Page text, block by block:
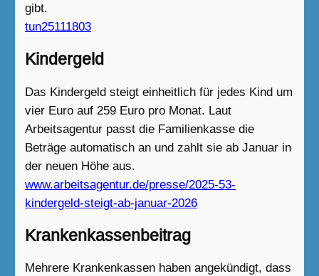
gibt.
tun25111803
Kindergeld
Das Kindergeld steigt einheitlich für jedes Kind um
vier Euro auf 259 Euro pro Monat. Laut
Arbeitsagentur passt die Familienkasse die
Beträge automatisch an und zahlt sie ab Januar in
der neuen Höhe aus.
www.arbeitsagentur.de/presse/2025-53-
kindergeld-steigt-ab-januar-2026
Krankenkassenbeitrag
Mehrere Krankenkassen haben angekündigt, dass